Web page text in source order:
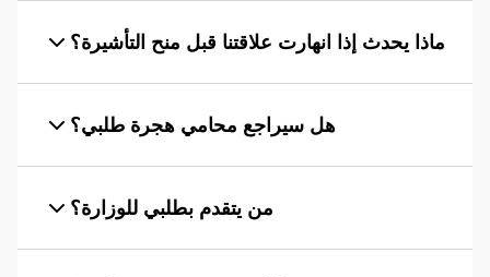
ماذا يحدث إذا انهارت علاقتنا قبل منح التأشيرة؟
هل سيراجع محامي هجرة طلبي؟
من يتقدم بطلبي للوزارة؟